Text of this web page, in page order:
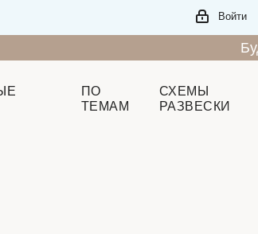
Войти
ПО
ТЕМАМ
СХЕМЫ
РАЗВЕСКИ